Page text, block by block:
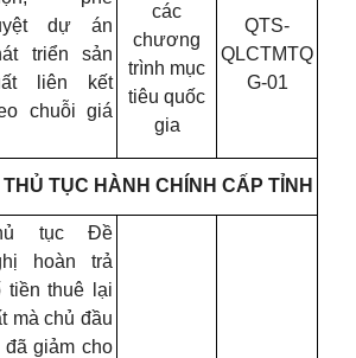
dự án
triển sản
liên kết
chuỗi giá
các
chương
trình mục
tiêu quốc
gia
QTS-
QLCTMTQ
G-01
TỤC HÀNH CHÍNH CẤP TỈNH
tục Đề
hoàn trả
tiền thuê lại
mà chủ đầu
giảm cho